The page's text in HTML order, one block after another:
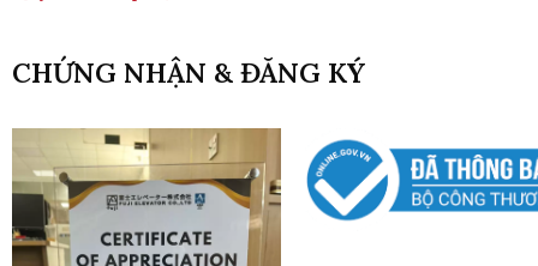
CHỨNG NHẬN & ĐĂNG KÝ